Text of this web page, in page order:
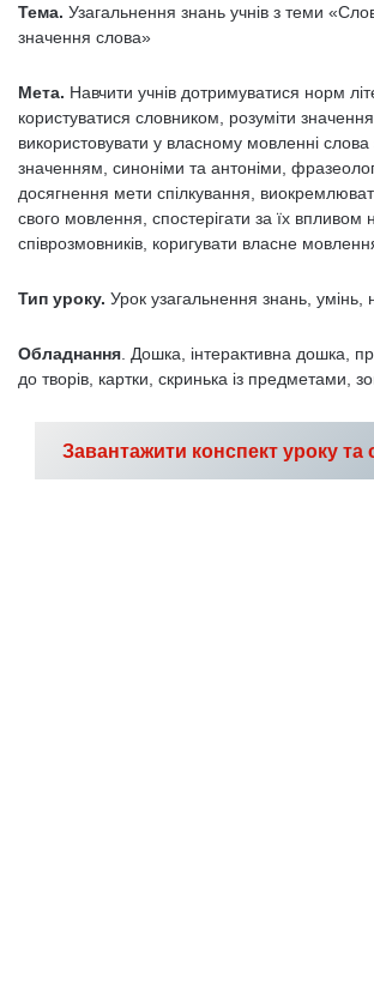
Тема. Узагальнення знань учнів з теми
значення слова»
Мета. Навчити учнів дотримуватися норм
користуватися словником, розуміти
використовувати у власному мовленні
значенням, синоніми та антоніми,
досягнення мети спілкування,
свого мовлення, спостерігати за їх впливом
співрозмовників, коригувати власне
Тип уроку. Урок узагальнення знань, умінь,
Обладнання . Дошка, інтерактивна дошка,
до творів, картки, скринька із предметами,
Завантажити конспект уроку та